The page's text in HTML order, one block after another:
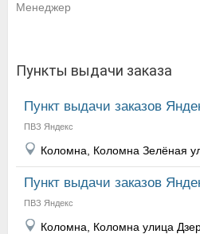
Менеджер
Пункты выдачи заказа
Пункт выдачи заказов
ПВЗ Яндекс
Коломна, Коломна Зелёная
Пункт выдачи заказов
ПВЗ Яндекс
Коломна, Коломна улица